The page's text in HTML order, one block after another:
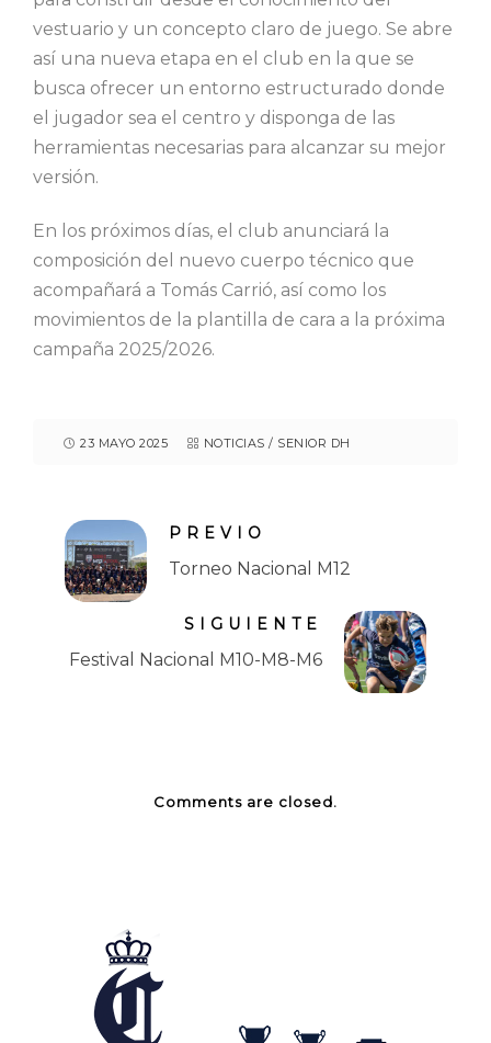
vestuario y un concepto claro de juego. Se abre
así una nueva etapa en el club en la que se
busca ofrecer un entorno estructurado donde
el jugador sea el centro y disponga de las
herramientas necesarias para alcanzar su mejor
versión.
En los próximos días, el club anunciará la
composición del nuevo cuerpo técnico que
acompañará a Tomás Carrió, así como los
movimientos de la plantilla de cara a la próxima
campaña 2025/2026.
23 MAYO 2025 NOTICIAS / SENIOR DH
PREVIO
Torneo Nacional M12
SIGUIENTE
Festival Nacional M10-M8-M6
Comments are closed.